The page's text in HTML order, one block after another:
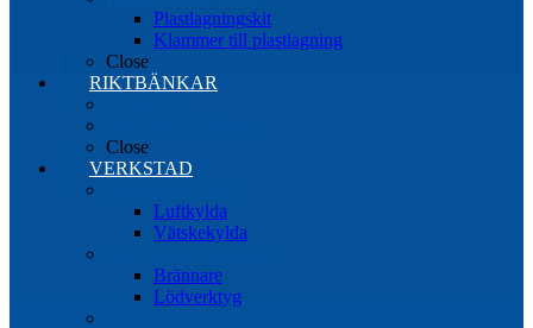
Plastlagningskit
Klammer till plastlagning
Close
RIKTBÄNKAR
Close
VERKSTAD
Luftkylda
Vätskekylda
Brännare
Lödverktyg